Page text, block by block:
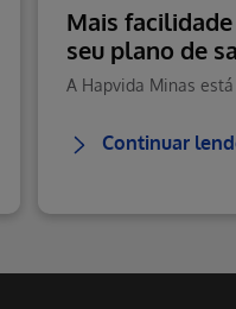
Mais
seu plano de
Continuar